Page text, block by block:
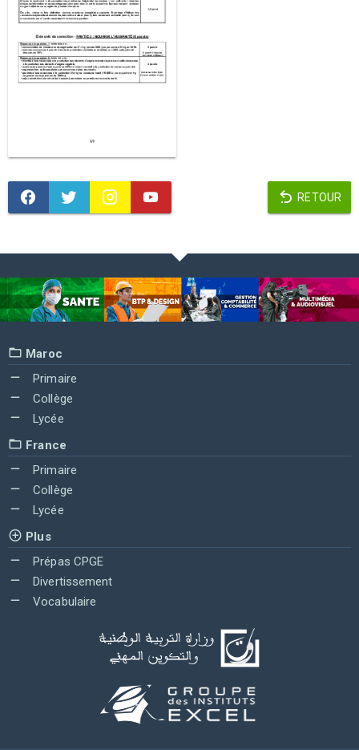
RETOUR
Maroc
Primaire
Collège
Lycée
France
Primaire
Collège
Lycée
Plus
Prépas CPGE
Divertissement
Vocabulaire